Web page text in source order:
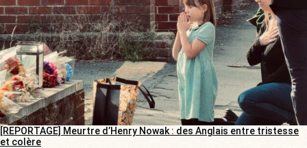
[REPORTAGE] Meurtre d’Henry Nowak : des Anglais entre tristesse
et colère